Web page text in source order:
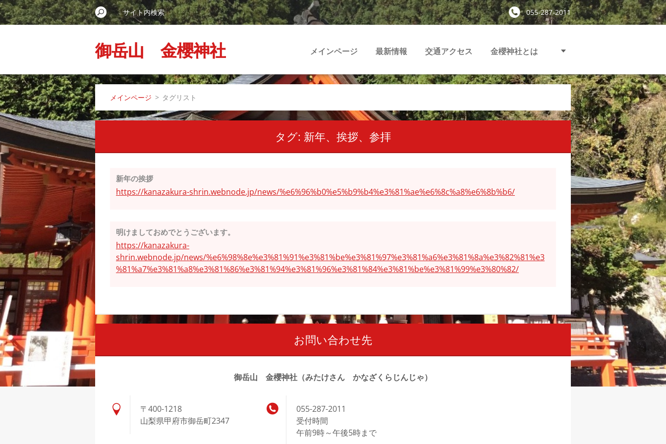
055-287-2011
御岳山 金櫻神社 メインページ 最新情報 交通アクセス 金櫻神社とは
メインページ > タグリスト
タグ: 新年、挨拶、参拝
新年の挨拶
https://kanazakura-shrin.webnode.jp/news/%e6%96%b0%e5%b9%b4%e3%81%ae%e6%8c%a8%e6%8b%b6/
明けましておめでとうございます。
https://kanazakura-
shrin.webnode.jp/news/%e6%98%8e%e3%81%91%e3%81%be%e3%81%97%e3%81%a6%e3%81%8a%e3%82%81%e3
%81%a7%e3%81%a8%e3%81%86%e3%81%94%e3%81%96%e3%81%84%e3%81%be%e3%81%99%e3%80%82/
お問い合わせ先
御岳山 金櫻神社（みたけさん かなざくらじんじゃ）
〒400-1218
山梨県甲府市御岳町2347
055-287-2011
受付時間
午前9時～午後5時まで